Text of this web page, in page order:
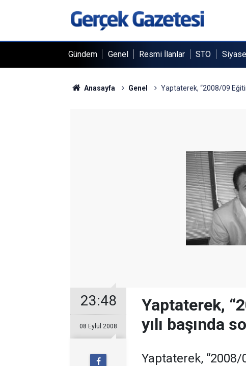
Gündem Genel Resmi İlanlar STO
Anasayfa Genel Yaptaterek, “2008/09
23:48
08 Eylül 2008
Yaptaterek,
yılı başında
Yaptaterek, “2008/